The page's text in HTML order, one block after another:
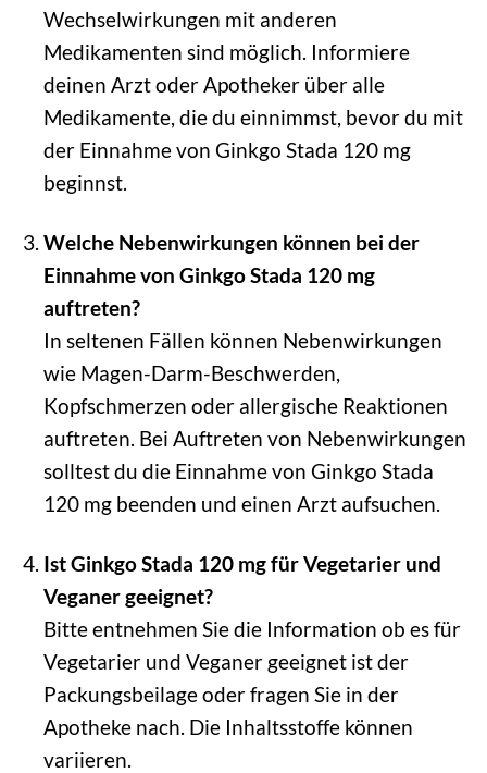
Wechselwirkungen mit anderen
Medikamenten sind möglich. Informiere
deinen Arzt oder Apotheker über alle
Medikamente, die du einnimmst, bevor du mit
der Einnahme von Ginkgo Stada 120 mg
beginnst.
Welche Nebenwirkungen können bei der
Einnahme von Ginkgo Stada 120 mg
auftreten?
In seltenen Fällen können Nebenwirkungen
wie Magen-Darm-Beschwerden,
Kopfschmerzen oder allergische Reaktionen
auftreten. Bei Auftreten von Nebenwirkungen
solltest du die Einnahme von Ginkgo Stada
120 mg beenden und einen Arzt aufsuchen.
Ist Ginkgo Stada 120 mg für Vegetarier und
Veganer geeignet?
Bitte entnehmen Sie die Information ob es für
Vegetarier und Veganer geeignet ist der
Packungsbeilage oder fragen Sie in der
Apotheke nach. Die Inhaltsstoffe können
variieren.